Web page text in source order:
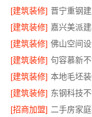
[建筑装修]
[建筑装修]
[建筑装修] 佛山空间
[建筑装修] 句容慕新
[建筑装修]
[建筑装修]
[招商加盟] 二手房家